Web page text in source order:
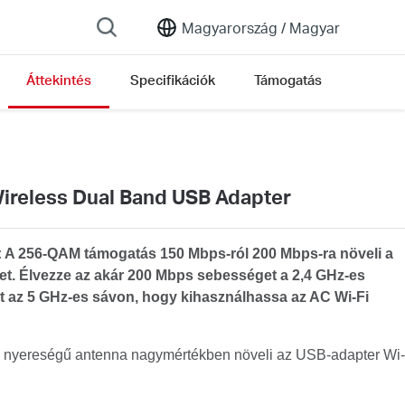
Magyarország / Magyar
Áttekintés Specifikációk Támogatás
Dual Band USB Adapter
256-QAM támogatás 150 Mbps-ról 200 Mbps-ra növeli a
Élvezze az akár 200 Mbps sebességet a 2,4 GHz-es
5 GHz-es sávon, hogy kihasználhassa az AC Wi-Fi
antenna nagymértékben növeli az USB-adapter Wi-